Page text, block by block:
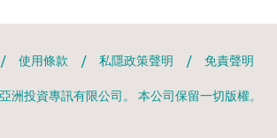
使用條款 / 私隱政策聲明 / 免責聲明
洲投資專訊有限公司。 本公司保留一切版權。